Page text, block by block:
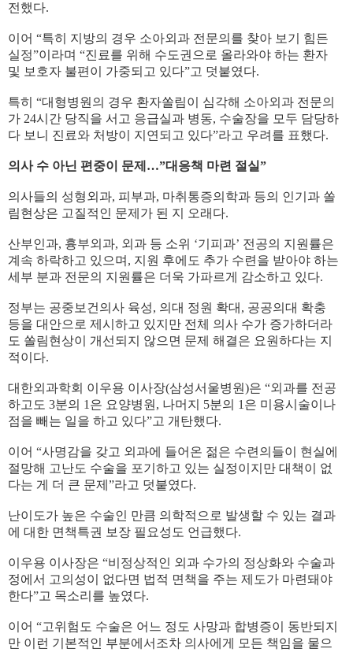
전했다.
이어 “특히 지방의 경우 소아외과 전문의를 찾아 보기 힘든
실정”이라며 “진료를 위해 수도권으로 올라와야 하는 환자
및 보호자 불편이 가중되고 있다”고 덧붙였다.
특히 “대형병원의 경우 환자쏠림이 심각해 소아외과 전문의
가 24시간 당직을 서고 응급실과 병동, 수술장을 모두 담당하
다 보니 진료와 처방이 지연되고 있다”라고 우려를 표했다.
의사 수 아닌 편중이 문제 …”대응책 마련 절실”
의사들의 성형외과, 피부과, 마취통증의학과 등의 인기과 쏠
림현상은 고질적인 문제가 된 지 오래다.
산부인과, 흉부외과, 외과 등 소위 ‘기피과’ 전공의 지원률은
계속 하락하고 있으며 , 지원 후에도 추가 수련을 받아야 하는
세부 분과 전문의 지원률은 더욱 가파르게 감소하고 있다.
정부는 공중보건의사 육성, 의대 정원 확대 , 공공의대 확충
등을 대안으로 제시하고 있지만 전체 의사 수가 증가하더라
도 쏠림현상이 개선되지 않으면 문제 해결은 요원하다는 지
적이다.
대한외과학회 이우용 이사장(삼성서울병원)은 “외과를 전공
하고도 3분의 1 은 요양병원 , 나머지 5분의 1 은 미용시술이나
점을 빼는 일을 하고 있다”고 개탄했다.
이어 “사명감을 갖고 외과에 들어온 젊은 수련의들이 현실에
절망해 고난도 수술을 포기하고 있는 실정이지만 대책이 없
다는 게 더 큰 문제 ”라고 덧붙였다.
난이도가 높은 수술인 만큼 의학적으로 발생할 수 있는 결과
에 대한 면책특권 보장 필요성도 언급했다.
이우용 이사장은 “비정상적인 외과 수가의 정상화와 수술과
정에서 고의성이 없다면 법적 면책을 주는 제도가 마련돼야
한다”고 목소리를 높였다.
이어 “고위험도 수술은 어느 정도 사망과 합병증이 동반되지
만 이런 기본적인 부분에서조차 의사에게 모든 책임을 물으